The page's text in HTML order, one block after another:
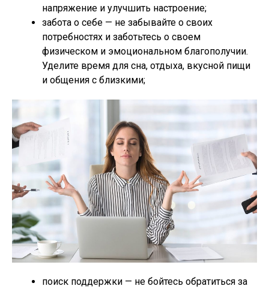
напряжение и улучшить настроение;
забота о себе — не забывайте о своих
потребностях и заботьтесь о своем
физическом и эмоциональном благополучии.
Уделите время для сна, отдыха, вкусной пищи
и общения с близкими;
поиск поддержки — не бойтесь обратиться за